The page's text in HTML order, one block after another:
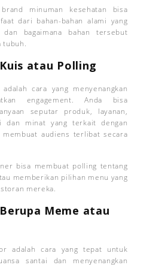
minuman kesehatan bisa
dari bahan-bahan alami yang
dan bagaimana bahan tersebut
tubuh.
atau Polling
cara yang menyenangkan
engagement. Anda bisa
seputar produk, layanan,
dan minat yang terkait dengan
membuat audiens terlibat secara
bisa membuat polling tentang
memberikan pilihan menu yang
mereka.
Meme atau
adalah cara yang tepat untuk
santai dan menyenangkan